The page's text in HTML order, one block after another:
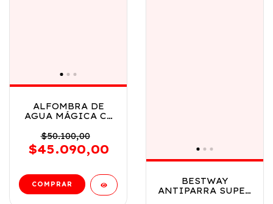
ALFOMBRA DE
AGUA MÁGICA C/
X UNICORNIO COD
8933
$50.100,00
$45.090,00
BESTWAY
ANTIPARRA SUPER